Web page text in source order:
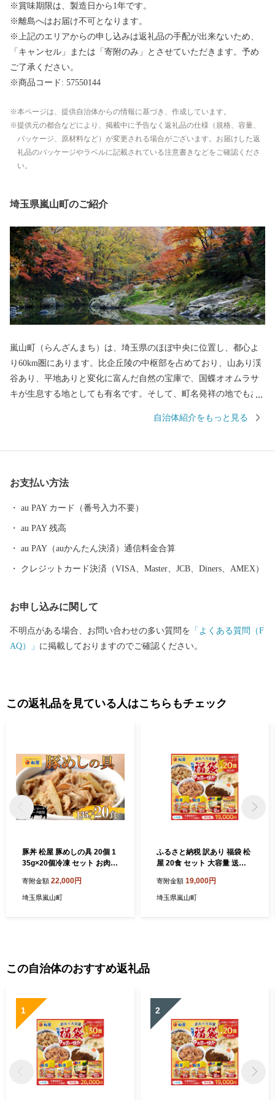
※賞味期限は、製造日から1年です。
※離島へはお届け不可となります。
※上記のエリアからの申し込みは返礼品の手配が出来ないため、
「キャンセル」または「寄附のみ」とさせていただきます。予め
ご了承ください。
※商品コード: 57550144
本ページは、提供自治体からの情報に基づき、作成しています。
提供元の都合などにより、掲載中に予告なく返礼品の仕様（規格、容量、
パッケージ、原材料など）が変更される場合がございます。お届けした返
礼品のパッケージやラベルに記載されている注意書きなどをご確認くださ
い。
埼玉県嵐山町のご紹介
嵐山町（らんざんまち）は、埼玉県のほぼ中央に位置し、都心よ
り60km圏にあります。比企丘陵の中枢部を占めており、山あり渓
谷あり、平地ありと変化に富んだ自然の宝庫で、国蝶オオムラサ
キが生息する地としても有名です。そして、町名発祥の地でもあ
全第3号地（面積13.5ha）に指定され、翌9年には保全のための公有
もあるようです。現在使われている「武蔵嵐山」は、昭和3年に当
美しい景観を眺め、その様子が京都の「嵐山（あらしやま）」に
大変よく似ているということで、「武蔵国の嵐山」という意味で
命名されたということです。この地名は後に、当町の町名にも採
ます。
自治体紹介をもっと見る
お支払い方法
au PAY カード（番号入力不要）
au PAY 残高
au PAY（auかんたん決済）通信料金合算
クレジットカード決済（VISA、Master、JCB、Diners、AMEX）
お申し込みに関して
不明点がある場合、お問い合わせの多い質問を 「よくある質問（F
AQ）」 に掲載しておりますのでご確認ください。
この返礼品を見ている人はこちらもチェック
豚丼 松屋 豚めしの具 20個 1
35g×20個冷凍 セット お肉
ストック 総菜 夕食 夜食 レン
チン おかず 玉ねぎ おつまみ
寄附金額 22,000円
埼玉県嵐山町
ふるさと納税 訳あり 福袋 松
屋 20食 セット 大容量 送料
レー シュクメルリ 食品 惣菜
レンジ 時短 牛丼 牛肉 冷凍
寄附金額 19,000円
埼玉県嵐山町
この自治体のおすすめ返礼品
1 2